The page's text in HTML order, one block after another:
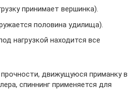
принимает вершинка).
половина удилища).
нагрузкой находится все
движущуюся приманку в
спиннинг применяется для